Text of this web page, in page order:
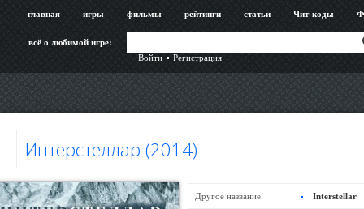
главная игры фильмы рейтинги статьи Чит-коды
всё о любимой игре:
Войти
Регистрация
Интерстеллар (2014)
Другое название: Interstellar